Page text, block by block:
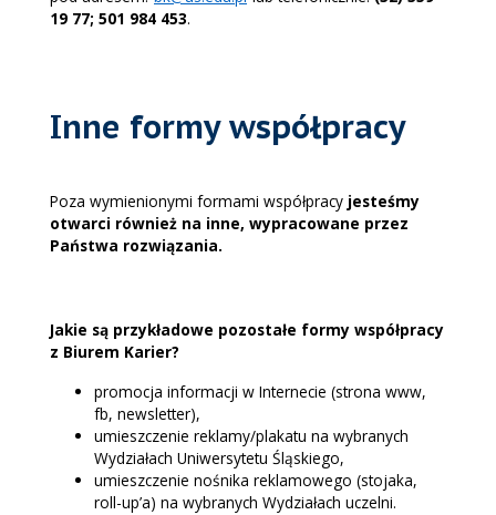
19 77; 501 984 453.
Inne formy współpracy
Poza wymienionymi formami współpracy jesteśmy
otwarci również na inne, wypracowane przez
Państwa rozwiązania.
Jakie są przykładowe pozostałe formy współpracy
z Biurem Karier?
promocja informacji w Internecie (strona www,
fb, newsletter),
umieszczenie reklamy/plakatu na wybranych
Wydziałach Uniwersytetu Śląskiego,
umieszczenie nośnika reklamowego (stojaka,
roll-up’a) na wybranych Wydziałach uczelni.